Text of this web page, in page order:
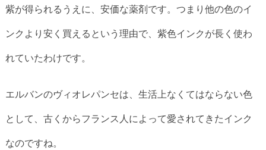
紫が得られるうえに、安価な薬剤です。つまり他の色のイ
ンクより安く買えるという理由で、紫色インクが長く使わ
れていたわけです。
エルバンのヴィオレパンセは、生活上なくてはならない色
として、古くからフランス人によって愛されてきたインク
なのですね。